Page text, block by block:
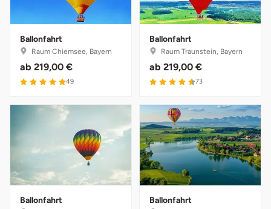
Ballonfahrt
Raum Chiemsee, Bayern
ab 219,00 €
4.9 von 5
49
Ballonfahrt
Raum Traunstein, Bayern
ab 219,00 €
4.6 von 5
73
Ballonfahrt Ballonfahrt